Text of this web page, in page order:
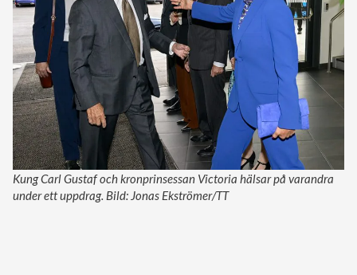
Kung Carl Gustaf och kronprinsessan Victoria hälsar på varandra
under ett uppdrag. Bild: Jonas Ekströmer/TT